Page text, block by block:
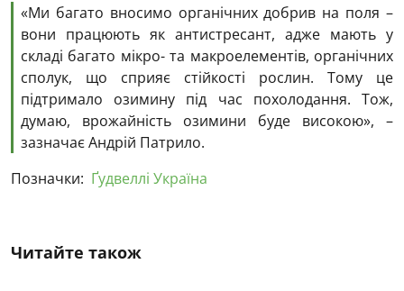
«Ми багато вносимо органічних добрив на поля –
вони працюють як антистресант, адже мають у
складі багато мікро- та макроелементів, органічних
сполук, що сприяє стійкості рослин. Тому це
підтримало озимину під час похолодання. Тож,
думаю, врожайність озимини буде високою», –
зазначає Андрій Патрило.
Позначки: Ґудвеллі Україна
Читайте також